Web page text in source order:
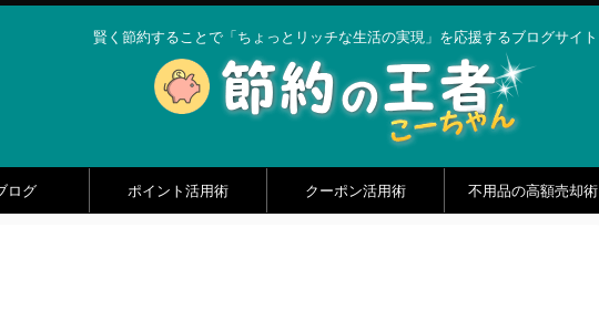
賢く節約することで「ちょっとリッチな生活の実現」を応援するブログサイト
ログ ポイント活用術 クーポン活用術 不用品の高額売却術